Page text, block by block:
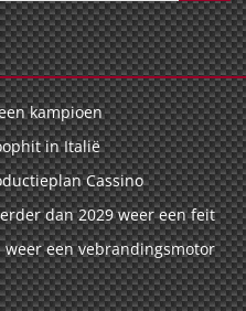
kampioen
in Italië
Cassino
dan 2029 weer een feit
een vebrandingsmotor